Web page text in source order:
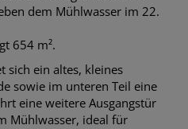
dem Mühlwasser im 22.
654 m².
sich ein altes, kleines
sowie im unteren Teil eine
eine weitere Ausgangstür
Mühlwasser, ideal für